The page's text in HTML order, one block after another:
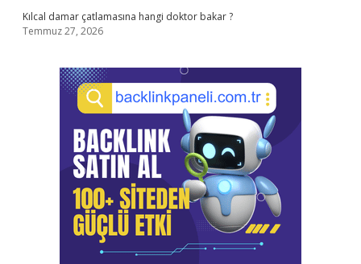
Kılcal damar çatlamasına hangi doktor bakar ?
Temmuz 27, 2026